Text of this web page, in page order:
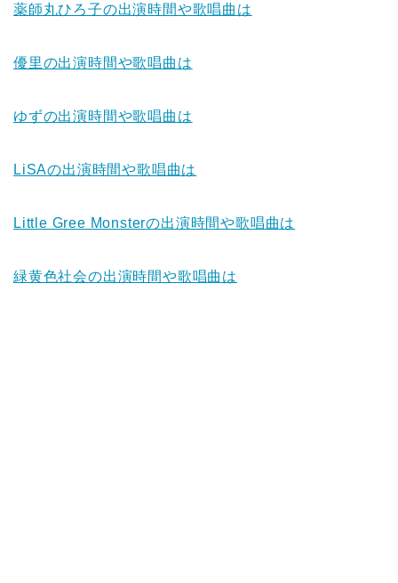
薬師丸ひろ子の出演時間や歌唱曲は
優里の出演時間や歌唱曲は
ゆずの出演時間や歌唱曲は
LiSAの出演時間や歌唱曲は
Little Gree Monsterの出演時間や歌唱曲は
緑黄色社会の出演時間や歌唱曲は